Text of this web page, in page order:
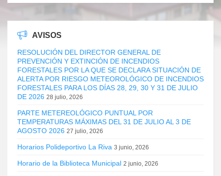
AVISOS
RESOLUCIÓN DEL DIRECTOR GENERAL DE
PREVENCIÓN Y EXTINCIÓN DE INCENDIOS
FORESTALES POR LA QUE SE DECLARA SITUACIÓN DE
ALERTA POR RIESGO METEOROLÓGICO DE INCENDIOS
FORESTALES PARA LOS DÍAS 28, 29, 30 Y 31 DE JULIO
DE 2026 28 julio, 2026
PARTE METEREOLÓGICO PUNTUAL POR
TEMPERATURAS MÁXIMAS DEL 31 DE JULIO AL 3 DE
AGOSTO 2026 27 julio, 2026
Horarios Polideportivo La Riva 3 junio, 2026
Horario de la Biblioteca Municipal 2 junio, 2026